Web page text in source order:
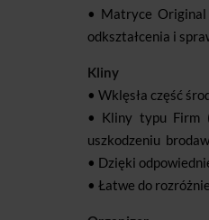
• Matryce Original
odkształcenia i
Kliny
• Wklęsła część
• Kliny typu Firm
uszkodzeniu
• Dzięki
• Łatwe do